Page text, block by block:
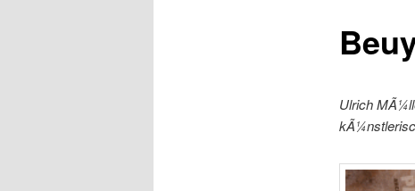
Ulrich